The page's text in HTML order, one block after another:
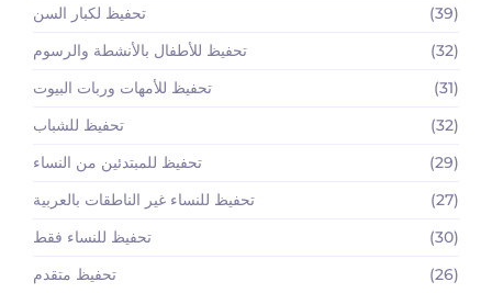
تحفيظ لكبار السن
(39)
تحفيظ للأطفال بالأنشطة والرسوم
(32)
تحفيظ للأمهات وربات البيوت
(31)
تحفيظ للشباب
(32)
تحفيظ للمبتدئين من النساء
(29)
تحفيظ للنساء غير الناطقات بالعربية
(27)
تحفيظ للنساء فقط
(30)
تحفيظ متقدم
(26)